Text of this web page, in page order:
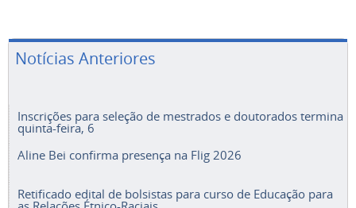
Notícias Anteriores
Inscrições para seleção de mestrados e doutorados termina
quinta-feira, 6
Aline Bei confirma presença na Flig 2026
Retificado edital de bolsistas para curso de Educação para